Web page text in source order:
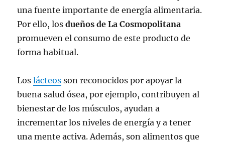
una fuente importante de energía alimentaria.
Por ello, losdueños de La Cosmopolitana
promueven el consumo de este producto de
forma habitual.
Loslácteos son reconocidos por apoyar la
buena salud ósea, por ejemplo, contribuyen al
bienestar de los músculos, ayudan a
incrementar los niveles de energía y a tener
una mente activa. Además, son alimentos que